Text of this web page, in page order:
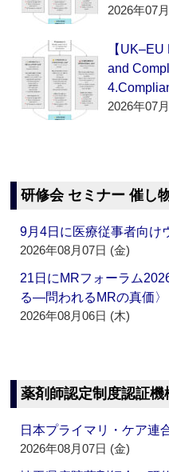
2026年07
【
and
2026年07
研修会 セミナー 催し
9月4日に医療従事者向
2026年08月07日 (金)
21日にMRフォーラム
る―問われるMRの真価
2026年08月06日 (木)
薬剤師認定制度認証
日本プライマリ・ケア
2026年08月07日 (金)